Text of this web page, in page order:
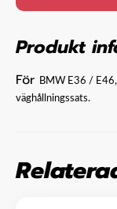
Produkt
För
BMW E36 /
väghållningssats.